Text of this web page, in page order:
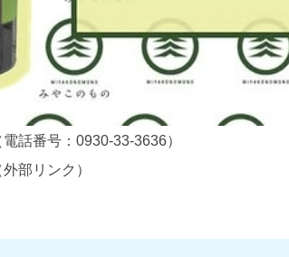
話番号：0930-33-3636）
外部リンク）